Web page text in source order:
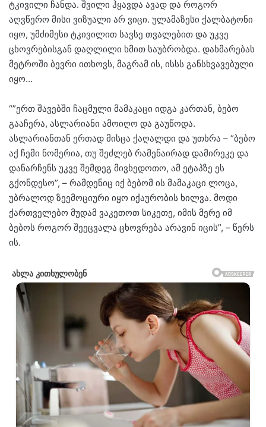
ტკივილი ჩანდა. შვილი ჰყავდა ავად და როგორ
აღვწერო მისი ვიზუალი არ ვიცი. ულამაზესი ქალბატონი
იყო, უმძიმესი ტკივილით სავსე თვალებით და უკვე
ცხოვრებისგან დაღლილი ხმით საუბრობდა. დახმარებას
მეტროში ბევრი ითხოვს, მაგრამ ის, ისსს განსხვავებული
იყო…
“”ერთ შავებში ჩაცმული მამაკაცი იდგა კართან, ბებო
გააჩერა, ასლარიანი ამოიღო და გაუწოდა.
ასლარიანთან ერთად მისცა ქაღალდი და უთხრა – “ბებო
აქ ჩემი ნომერია, თუ შეძლებ რამენაირად დამირეკე და
დანარჩენს უკვე შემდეგ მივხედოთო, ამ ეტაპზე ეს
გქონდესო”, – რამდენიც იქ ბებომ ის მამაკაცი ლოცა,
უბრალოდ ზეემოციური იყო იქაურობის ხილვა. მოდი
ქართველებო მუდამ ვაკეთოთ სიკეთე, იმის მერე იმ
ბებოს როგორ შეეცვალა ცხოვრება არავინ იცის”, – წერს
ის.